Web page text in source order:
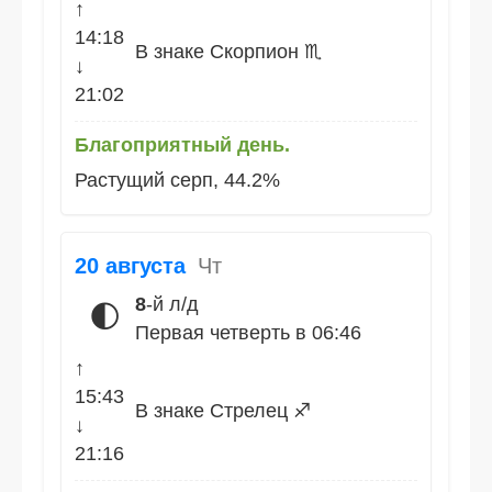
↑
14:18
↓
21:02
В знаке Скорпион ♏
Благоприятный день.
Растущий серп, 44.2%
20 августа Чт
🌓 8-й л/д
Первая четверть в 06:46
↑
15:43
↓
21:16
В знаке Стрелец ♐